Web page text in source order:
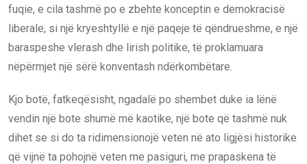
fuqie, e cila tashmë po e zbehte konceptin e demokracisë
liberale, si një kryeshtyllë e një paqeje të qëndrueshme, e një
baraspeshe vlerash dhe lirish politike, të proklamuara
nëpërmjet një sërë konventash ndërkombëtare.
Kjo botë, fatkeqësisht, ngadalë po shembet duke ia lënë
vendin një bote shumë më kaotike, një bote që tashmë nuk
dihet se si do ta ridimensionojë veten në ato ligjësi historike
që vijnë ta pohojnë veten me pasiguri, me prapaskena të